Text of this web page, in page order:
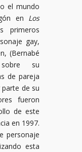
el mundo
en Los
gay,
(Bernabé
su
de pareja
de su
fueron
de este
en 1997.
personaje
esta